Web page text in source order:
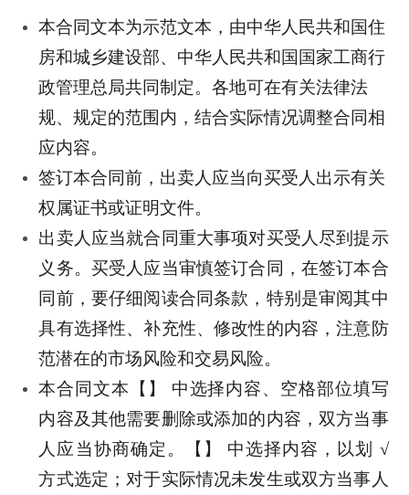
本合同文本为示范文本，由中华人民共和国住
房和城乡建设部、中华人民共和国国家工商行
政管理总局共同制定。各地可在有关法律法
规、规定的范围内，结合实际情况调整合同相
应内容。
签订本合同前，出卖人应当向买受人出示有关
权属证书或证明文件。
出卖人应当就合同重大事项对买受人尽到提示
义务。买受人应当审慎签订合同，在签订本合
同前，要仔细阅读合同条款，特别是审阅其中
具有选择性、补充性、修改性的内容，注意防
范潜在的市场风险和交易风险。
本合同文本【】 中选择内容、空格部位填写
内容及其他需要删除或添加的内容，双方当事
人应当协商确定。【】 中选择内容，以划 √
方式选定；对于实际情况未发生或双方当事人